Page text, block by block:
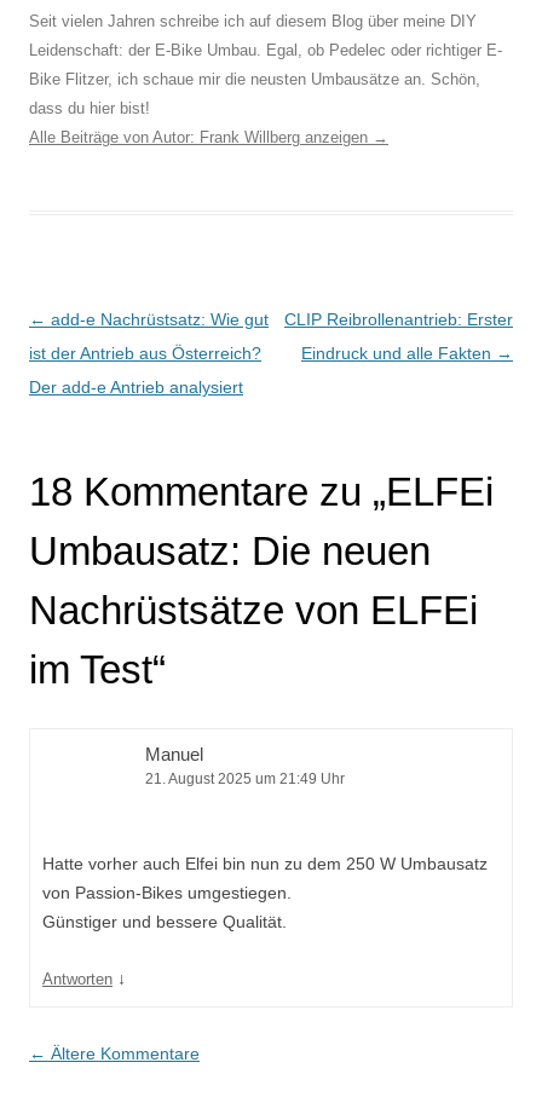
Seit vielen Jahren schreibe ich auf diesem Blog über meine DIY
Leidenschaft: der E-Bike Umbau. Egal, ob Pedelec oder richtiger E-
Bike Flitzer, ich schaue mir die neusten Umbausätze an. Schön,
dass du hier bist!
Alle Beiträge von Autor: Frank Willberg anzeigen →
Beitragsnavigation
← add-e Nachrüstsatz: Wie gut
ist der Antrieb aus Österreich?
Der add-e Antrieb analysiert
CLIP Reibrollenantrieb: Erster
Eindruck und alle Fakten →
18 Kommentare zu „ELFEi
Umbausatz: Die neuen
Nachrüstsätze von ELFEi
im Test“
Manuel
21. August 2025 um 21:49 Uhr
Hatte vorher auch Elfei bin nun zu dem 250 W Umbausatz
von Passion-Bikes umgestiegen.
Günstiger und bessere Qualität.
Antworten ↓
Kommentarnavigation
← Ältere Kommentare